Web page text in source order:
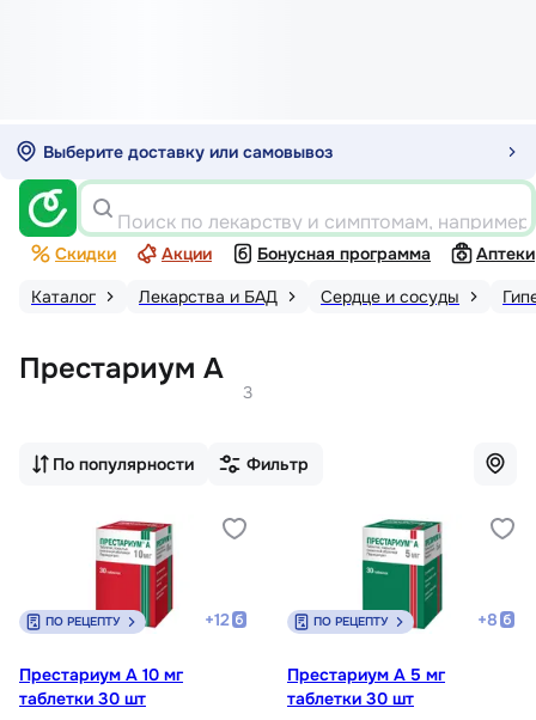
Выберите доставку или самовывоз
Поиск по лекарству и симптомам,
Скидки Акции Бонусная программа
Аптеки
Каталог
Лекарства и БАД Сердце и сосуды
Престариум А
3
По популярности Фильтр
ПО РЕЦЕПТУ +12
Престариум А 10 мг
таблетки 30 шт
ПО РЕЦЕПТУ +8
Престариум А 5 мг
таблетки 30 шт